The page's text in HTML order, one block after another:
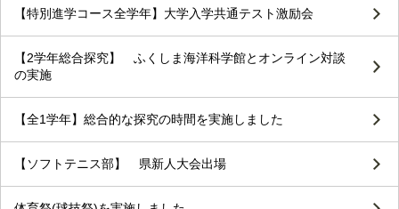
【特別進学コース全学年】大学入学共通テスト激励会
【2学年総合探究】 ふくしま海洋科学館とオンライン対談
の実施
【全1学年】総合的な探究の時間を実施しました
【ソフトテニス部】 県新人大会出場